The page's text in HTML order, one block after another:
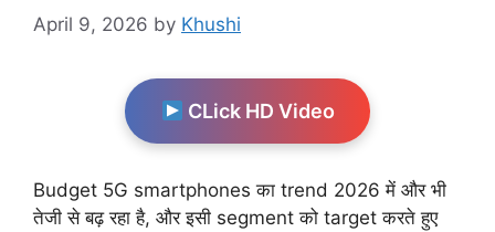
April 9, 2026 by Khushi
CLick HD Video
Budget 5G smartphones का trend 2026 में और भी
तेजी से बढ़ रहा है, और इसी segment को target करते हुए